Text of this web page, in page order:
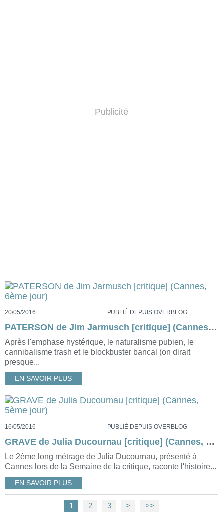
Publicité
20/05/2016 PUBLIÉ DEPUIS OVERBLOG
PATERSON de Jim Jarmusch [critique] (Cannes, 6ème jour)
Après l'emphase hystérique, le naturalisme pubien, le
cannibalisme trash et le blockbuster bancal (on dirait
presque...
EN SAVOIR PLUS
16/05/2016 PUBLIÉ DEPUIS OVERBLOG
GRAVE de Julia Ducournau [critique] (Cannes, 5ème jour)
Le 2ème long métrage de Julia Ducournau, présenté à
Cannes lors de la Semaine de la critique, raconte l'histoire...
EN SAVOIR PLUS
1 2 3 > >>